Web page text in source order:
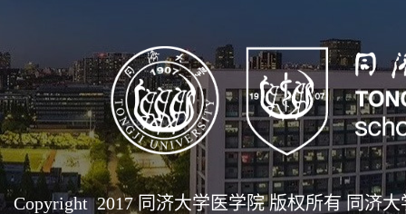
Copyright 2017 同济大学医学院 版权所有 同济